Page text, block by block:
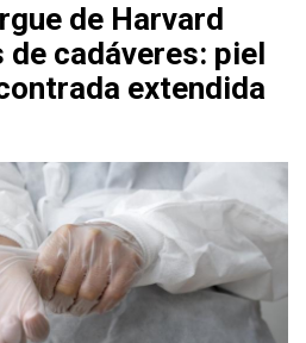
de Harvard
de cadáveres: piel
extendida